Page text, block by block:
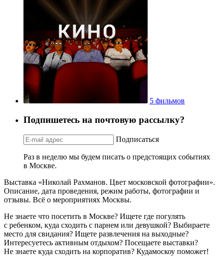
5 фильмов
Подпишетесь на почтовую рассылку?
Подписаться
Раз в неделю мы будем писать о предстоящих событиях
в Москве.
Выставка «Николай Рахманов. Цвет московской фотографии».
Описание, дата проведения, режим работы, фотографии и
отзывы. Всё о мероприятиях Москвы.
Не знаете что посетить в Москве? Ищете где погулять
с ребенком, куда сходить с парнем или девушкой? Выбираете
место для свидания? Ищете развлечения на выходные?
Интересуетесь активным отдыхом? Посещаете выставки?
Не знаете куда сходить на корпоратив? Кудамоскоу поможет!